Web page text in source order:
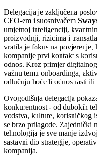
Delegacija je zaključena
CEO-em i suosnivačem
umjetnoj inteligenciji,
proizvodnji, rizicima i
vratila je fokus na
kompanije prvi kontakt s
odnos. Kroz primjer
važnu temu onboardinga,
odlučuju hoće li odnos rasti ili
Ovogodišnja delegacija
konkurentnost - od dubokih
vodstva, kulture, korisničkog
se brzo prilagode. Zajednički
tehnologija je sve manje
sastavni dio strategije,
kompanija.